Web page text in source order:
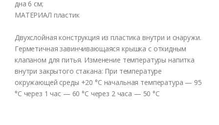
дна 6 см;
МАТЕРИАЛ пластик
Двухслойная конструкция из пластика внутри и снаружи.
Герметичная завинчивающаяся крышка с откидным
клапаном для питья. Изменение температуры напитка
внутри закрытого стакана: При температуре
окружающей среды +20 °С начальная температура — 95
°С через 1 час — 60 °С через 2 часа — 50 °С